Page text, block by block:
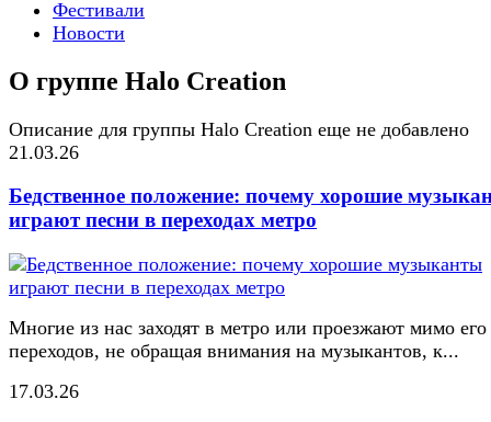
Фестивали
Новости
О группе Halo Creation
Описание для группы Halo Creation еще не добавлено
21.03.26
Бедственное положение: почему хорошие
играют песни в переходах метро
Многие из нас заходят в метро или проезжают мимо его
переходов, не обращая внимания на музыкантов, к...
17.03.26